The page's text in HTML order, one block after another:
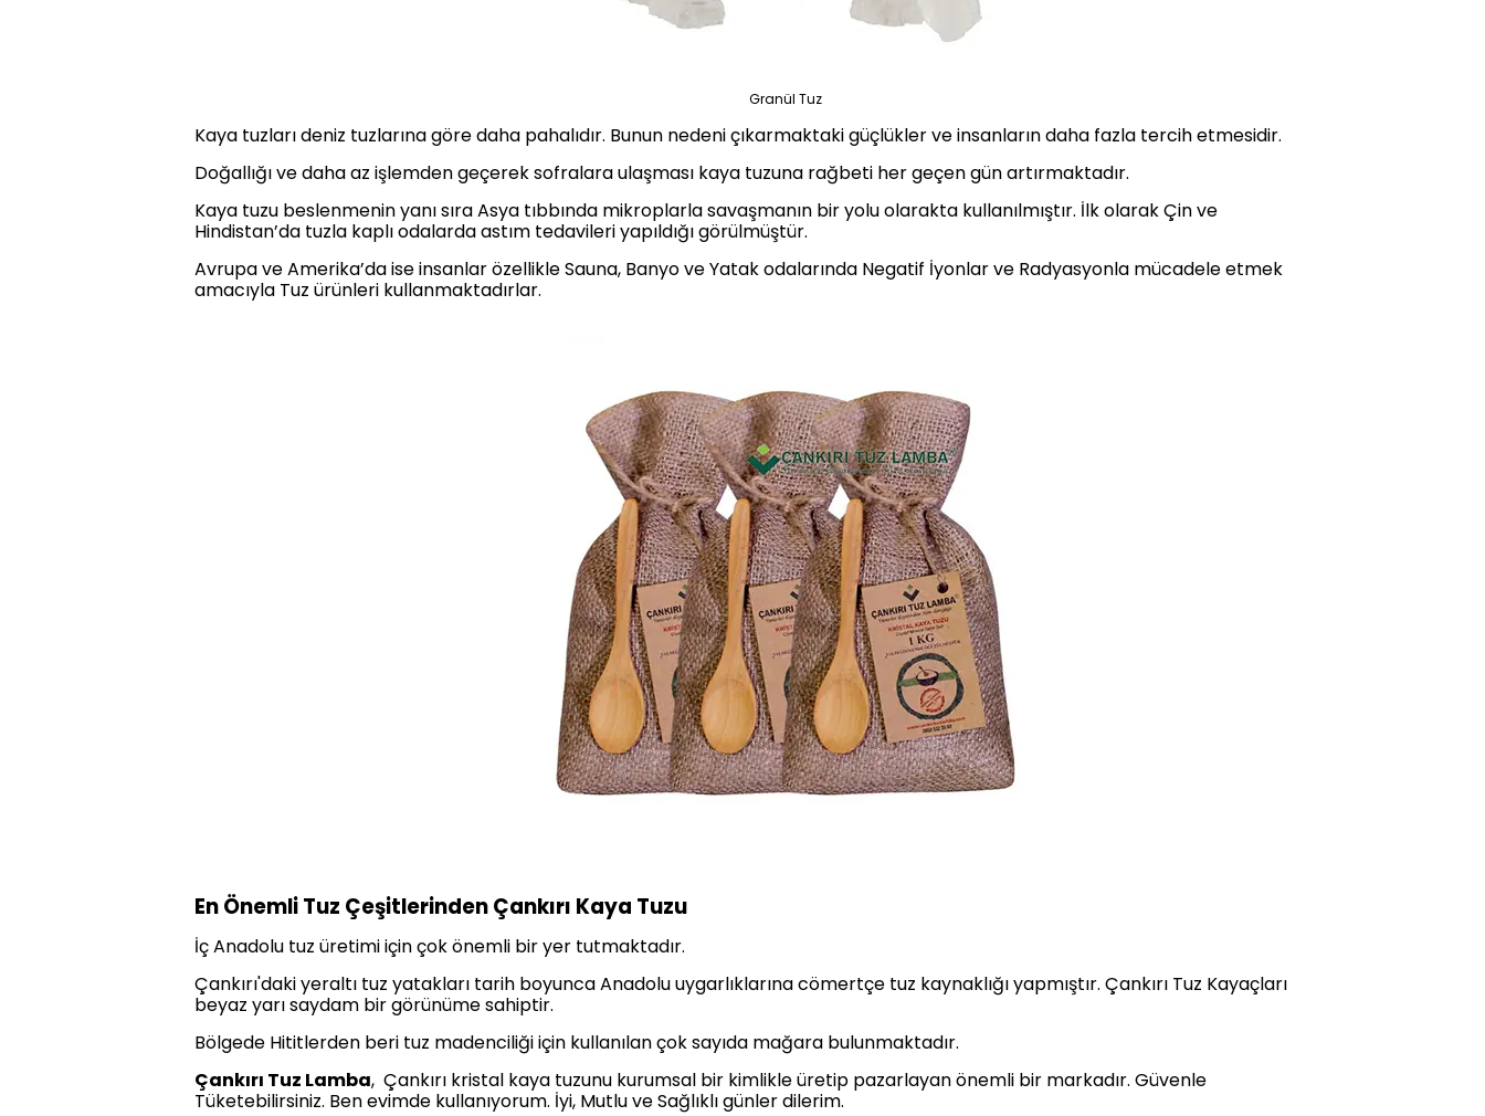
Granül Tuz
Kaya tuzları deniz tuzlarına göre daha pahalıdır. Bunun nedeni çıkarmaktaki güçlükler ve insanların daha fazla tercih etmesidir.
Doğallığı ve daha az işlemden geçerek sofralara ulaşması kaya tuzuna rağbeti her geçen gün artırmaktadır.
Kaya tuzu beslenmenin yanı sıra Asya tıbbında mikroplarla savaşmanın bir yolu olarakta kullanılmıştır. İlk olarak Çin ve
Hindistan’da tuzla kaplı odalarda astım tedavileri yapıldığı görülmüştür.
Avrupa ve Amerika’da ise insanlar özellikle Sauna, Banyo ve Yatak odalarında Negatif İyonlar ve Radyasyonla mücadele etmek
amacıyla Tuz ürünleri kullanmaktadırlar.
En Önemli Tuz Çeşitlerinden Çankırı Kaya Tuzu
İç Anadolu tuz üretimi için çok önemli bir yer tutmaktadır.
Çankırı'daki yeraltı tuz yatakları tarih boyunca Anadolu uygarlıklarına cömertçe tuz kaynaklığı yapmıştır. Çankırı Tuz Kayaçları
beyaz yarı saydam bir görünüme sahiptir.
Bölgede Hititlerden beri tuz madenciliği için kullanılan çok sayıda mağara bulunmaktadır.
Çankırı Tuz Lamba, Çankırı kristal kaya tuzunu kurumsal bir kimlikle üretip pazarlayan önemli bir markadır. Güvenle
Tüketebilirsiniz. Ben evimde kullanıyorum. İyi, Mutlu ve Sağlıklı günler dilerim.